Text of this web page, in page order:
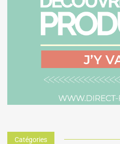
Catégories